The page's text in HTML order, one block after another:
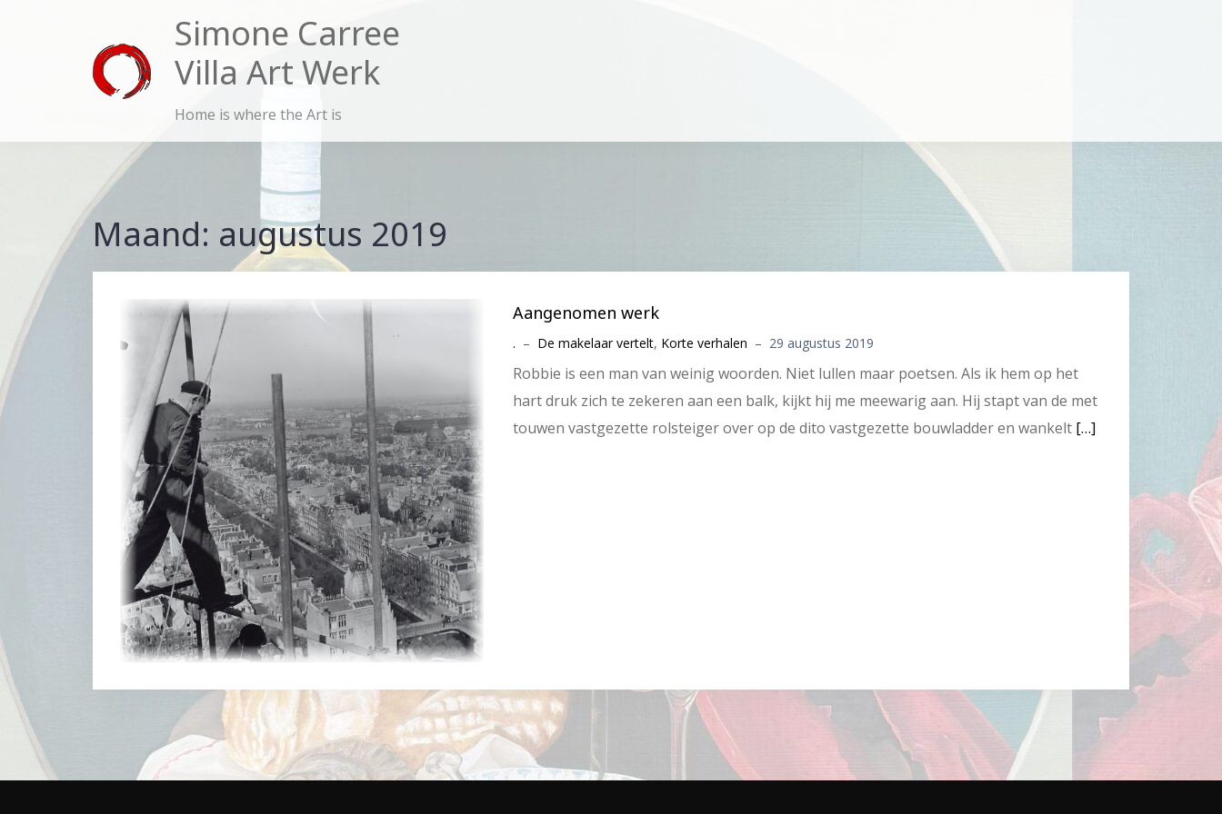
Simone Carree
Villa Art Werk
Home is where the Art is
Maand: augustus 2019
Aangenomen werk
. – De makelaar vertelt, Korte verhalen – 29 augustus 2019
Robbie is een man van weinig woorden. Niet lullen maar poetsen. Als ik hem op het
hart druk zich te zekeren aan een balk, kijkt hij me meewarig aan. Hij stapt van de met
touwen vastgezette rolsteiger over op de dito vastgezette bouwladder en wankelt […]